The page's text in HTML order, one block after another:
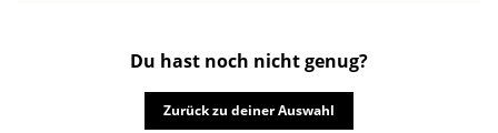
Du hast noch nicht genug?
Zurück zu deiner Auswahl